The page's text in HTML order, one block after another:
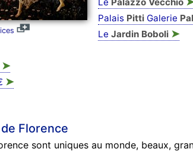
Palais Pitti Galerie
LeJardin Boboli ➤
➤
➤
Florence
sont uniques au monde, beaux,